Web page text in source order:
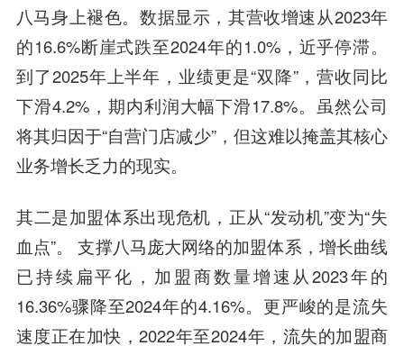
八马身上褪色。数据显示，其营收增速从2023年
的16.6%断崖式跌至2024年的1.0%，近乎停滞。
到了2025年上半年，业绩更是“双降”，营收同比
下滑4.2%，期内利润大幅下滑17.8%。虽然公司
将其归因于“自营门店减少”，但这难以掩盖其核心
业务增长乏力的现实。
其二是加盟体系出现危机，正从“发动机”变为“失
血点”。 支撑八马庞大网络的加盟体系，增长曲线
已持续扁平化，加盟商数量增速从2023年的
16.36%骤降至2024年的4.16%。更严峻的是流失
速度正在加快，2022年至2024年，流失的加盟商